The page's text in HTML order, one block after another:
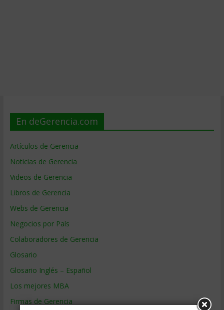
En deGerencia.com
Artículos de Gerencia
Noticias de Gerencia
Videos de Gerencia
Libros de Gerencia
Webs de Gerencia
Negocios por País
Colaboradores de Gerencia
Glosario
Glosario Inglés – Español
Los mejores MBA
Firmas de Gerencia